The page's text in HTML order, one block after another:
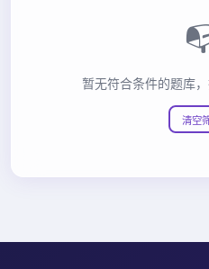
暂无符合条件的题库
清空